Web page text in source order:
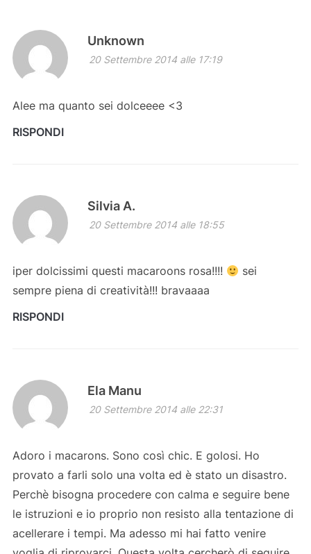
Unknown
20 Settembre 2014 alle 17:19
Alee ma quanto sei dolceeee <3
RISPONDI
Silvia A.
20 Settembre 2014 alle 18:55
iper dolcissimi questi macaroons rosa!!!!
sei
sempre piena di creatività!!! bravaaaa
RISPONDI
Ela Manu
20 Settembre 2014 alle 22:31
Adoro i macarons. Sono così chic. E golosi. Ho
provato a farli solo una volta ed è stato un disastro.
Perchè bisogna procedere con calma e seguire bene
le istruzioni e io proprio non resisto alla tentazione di
acellerare i tempi. Ma adesso mi hai fatto venire